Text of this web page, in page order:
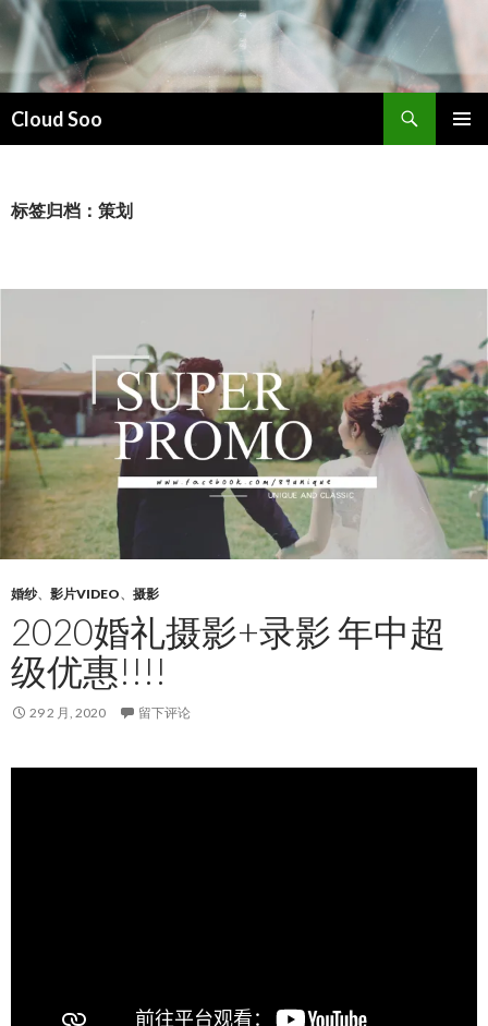
Cloud Soo
索
文
标签归档：策划
婚纱、 影片VIDEO、 摄影
2020婚礼摄影+录影 年中超
级优惠!!!!
29 2 月, 2020 留下评论